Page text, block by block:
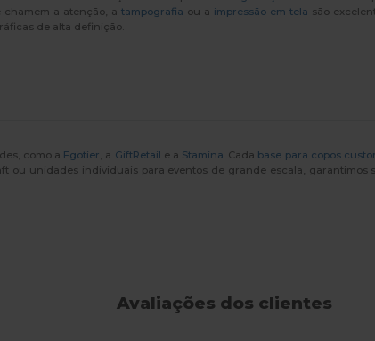
a atenção, a tampografia ou a impressão em tela são
de alta definição.
como a Egotier, a GiftRetail e a Stamina . Cada base para copos
ou unidades individuais para eventos de grande escala,
Avaliações dos clientes